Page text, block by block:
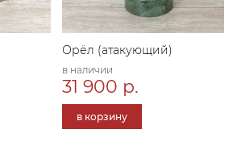
Орёл (атакующий)
в наличии
31 900 р.
в корзину